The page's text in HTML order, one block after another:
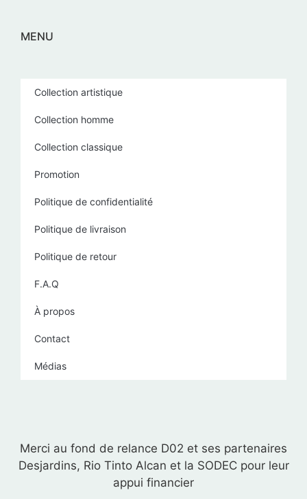
MENU
Collection artistique
Collection homme
Collection classique
Promotion
Politique de confidentialité
Politique de livraison
Politique de retour
F.A.Q
À propos
Contact
Médias
Merci au fond de relance D02 et ses partenaires
Desjardins, Rio Tinto Alcan et la SODEC pour leur
appui financier